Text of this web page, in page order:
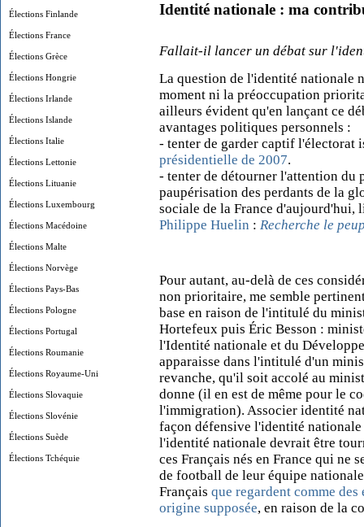
Élections Finlande
Élections France
Élections Grèce
Élections Hongrie
Élections Irlande
Élections Islande
Élections Italie
Élections Lettonie
Élections Lituanie
Élections Luxembourg
Élections Macédoine
Élections Malte
Élections Norvège
Élections Pays-Bas
Élections Pologne
Élections Portugal
Élections Roumanie
Élections Royaume-Uni
Élections Slovaquie
Élections Slovénie
Élections Suède
Élections Tchéquie
Identité nationale : ma
Fallait-il lancer un débat sur
La question de l'identité nationale
moment ni la préoccupation
ailleurs évident qu'en lançant ce
avantages politiques personnels :
- tenter de garder captif l'électorat
présidentielle de 2007.
- tenter de détourner l'attention du
paupérisation des perdants de la
sociale de la France d'aujourd'hui,
Philippe Huelin : Recherche le
Pour autant, au-delà de ces
non prioritaire, me semble
base en raison de l'intitulé du
Hortefeux puis Éric Besson :
l'Identité nationale et du
apparaisse dans l'intitulé d'un
revanche, qu'il soit accolé au
donne (il en est de même pour le
l'immigration). Associer identité
façon défensive l'identité
l'identité nationale devrait être
ces Français nés en France qui ne
de football de leur équipe
Français que regardent comme des
origine supposée, en raison de la